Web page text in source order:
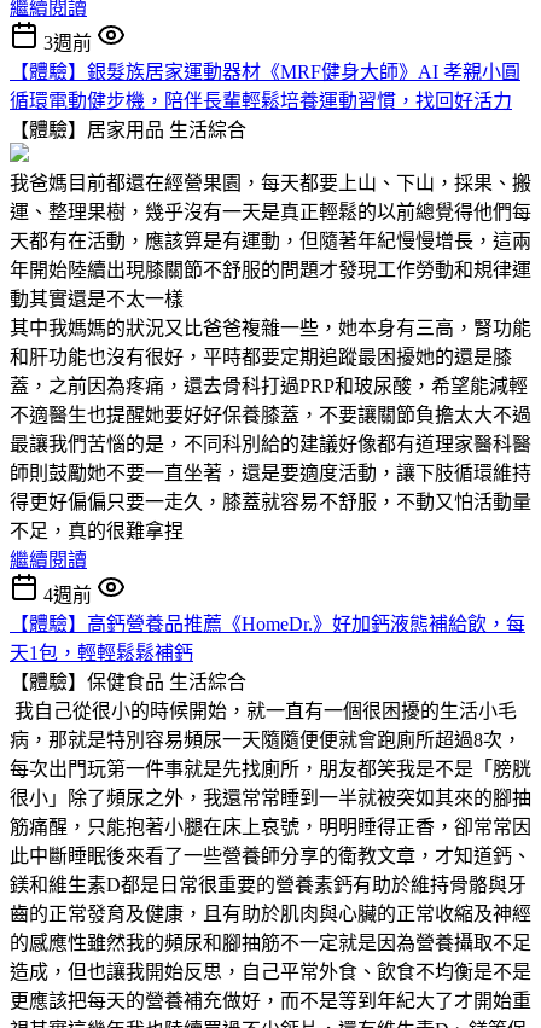
繼續閱讀
3週前
【體驗】銀髮族居家運動器材《MRF健身大師》AI 孝親小圓
循環電動健步機，陪伴長輩輕鬆培養運動習慣，找回好活力
【體驗】居家用品 生活綜合
我爸媽目前都還在經營果園，每天都要上山、下山，採果、搬
運、整理果樹，幾乎沒有一天是真正輕鬆的以前總覺得他們每
天都有在活動，應該算是有運動，但隨著年紀慢慢增長，這兩
年開始陸續出現膝關節不舒服的問題才發現工作勞動和規律運
動其實還是不太一樣
其中我媽媽的狀況又比爸爸複雜一些，她本身有三高，腎功能
和肝功能也沒有很好，平時都要定期追蹤最困擾她的還是膝
蓋，之前因為疼痛，還去骨科打過PRP和玻尿酸，希望能減輕
不適醫生也提醒她要好好保養膝蓋，不要讓關節負擔太大不過
最讓我們苦惱的是，不同科別給的建議好像都有道理家醫科醫
師則鼓勵她不要一直坐著，還是要適度活動，讓下肢循環維持
得更好偏偏只要一走久，膝蓋就容易不舒服，不動又怕活動量
不足，真的很難拿捏
繼續閱讀
4週前
【體驗】高鈣營養品推薦《HomeDr.》好加鈣液態補給飲，每
天1包，輕輕鬆鬆補鈣
【體驗】保健食品 生活綜合
我自己從很小的時候開始，就一直有一個很困擾的生活小毛
病，那就是特別容易頻尿一天隨隨便便就會跑廁所超過8次，
每次出門玩第一件事就是先找廁所，朋友都笑我是不是「膀胱
很小」除了頻尿之外，我還常常睡到一半就被突如其來的腳抽
筋痛醒，只能抱著小腿在床上哀號，明明睡得正香，卻常常因
此中斷睡眠後來看了一些營養師分享的衛教文章，才知道鈣、
鎂和維生素D都是日常很重要的營養素鈣有助於維持骨骼與牙
齒的正常發育及健康，且有助於肌肉與心臟的正常收縮及神經
的感應性雖然我的頻尿和腳抽筋不一定就是因為營養攝取不足
造成，但也讓我開始反思，自己平常外食、飲食不均衡是不是
更應該把每天的營養補充做好，而不是等到年紀大了才開始重